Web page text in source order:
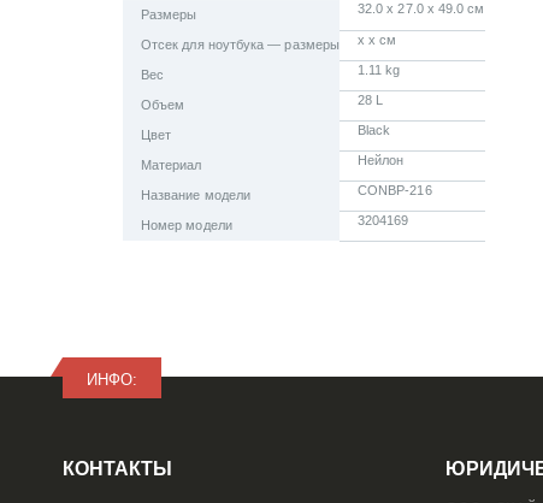
Размеры 32.0 x 27.0 x 49.0 см
Отсек для ноутбука — размеры x x см
Вес 1.11 kg
Объем 28 L
Цвет Black
Материал Нейлон
Название модели CONBP-216
Номер модели 3204169
ИНФО:
КОНТАКТЫ